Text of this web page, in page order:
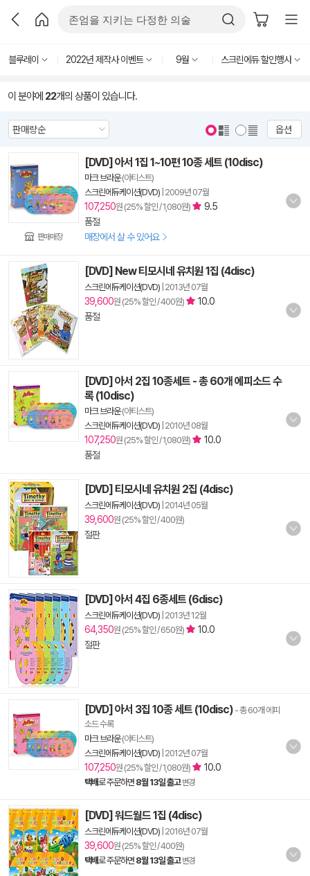
블루레이 2022년 제작사 이벤트 9월 스크린에듀 할인행사
이 분야에 22개의 상품이 있습니다.
옵션
판매매장
[DVD] 아서 1집 1~10편 10종 세트 (10disc)
마크 브라운(아티스트)
스크린에듀케이션(DVD) 2009년 07월
107,250원 (25% 할인 / 1,080원)
9.5
품절
매장에서 살 수 있어요
[DVD] New 티모시네 유치원 1집 (4disc)
스크린에듀케이션(DVD) 2013년 07월
39,600원 (25% 할인 / 400원)
10.0
품절
[DVD] 아서 2집 10종세트 - 총 60개 에피소드 수
록 (10disc)
마크 브라운(아티스트)
스크린에듀케이션(DVD) 2010년 08월
107,250원 (25% 할인 / 1,080원)
10.0
품절
[DVD] 티모시네 유치원 2집 (4disc)
스크린에듀케이션(DVD) 2014년 05월
39,600원 (25% 할인 / 400원)
절판
[DVD] 아서 4집 6종세트 (6disc)
스크린에듀케이션(DVD) 2013년 12월
64,350원 (25% 할인 / 650원)
10.0
절판
[DVD] 아서 3집 10종 세트 (10disc) - 총 60개 에피
소드 수록
마크 브라운(아티스트)
스크린에듀케이션(DVD) 2012년 07월
107,250원 (25% 할인 / 1,080원) 10.0
택배로 주문하면 8월 13일 출고 변경
[DVD] 워드월드 1집 (4disc)
스크린에듀케이션(DVD) 2016년 07월
39,600원 (25% 할인 / 400원)
택배로 주문하면 8월 13일 출고 변경